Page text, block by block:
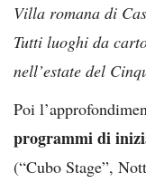
Villa romana di
Tutti luoghi da
nell’estate del
Poi
programmi di
(“Cubo Stage”,